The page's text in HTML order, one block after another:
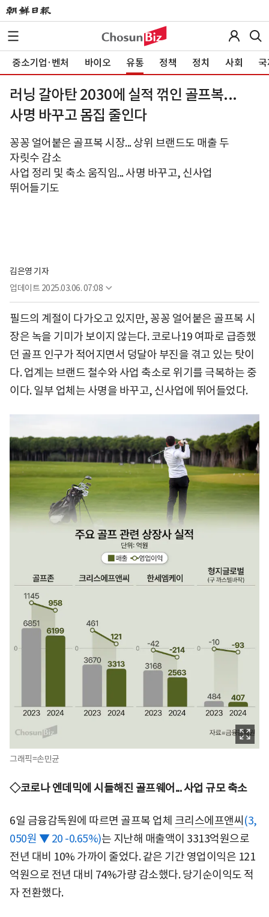
중소기업·벤처 바이오 유통 정책 정치 사회
러닝 갈아탄 2030에 실적 꺾인 골프복...
사명 바꾸고 몸집 줄인다
꽁꽁 얼어붙은 골프복 시장... 상위 브랜드도 매출 두
자릿수 감소
사업 정리 및 축소 움직임... 사명 바꾸고, 신사업
뛰어들기도
김은영 기자
업데이트 2025.03.06. 07:08
필드의 계절이 다가오고 있지만, 꽁꽁 얼어붙은 골프복 시
장은 녹을 기미가 보이지 않는다. 코로나19 여파로 급증했
던 골프 인구가 적어지면서 덩달아 부진을 겪고 있는 탓이
다. 업계는 브랜드 철수와 사업 축소로 위기를 극복하는 중
이다. 일부 업체는 사명을 바꾸고, 신사업에 뛰어들었다.
그래픽=손민균
◇코로나 엔데믹에 시들해진 골프웨어... 사업 규모 축소
6일 금융감독원에 따르면 골프복 업체 크리스에프앤씨 (3,
050원 ▼ 20 -0.65%)는 지난해 매출액이 3313억원으로
전년 대비 10% 가까이 줄었다. 같은 기간 영업이익은 121
억원으로 전년 대비 74%가량 감소했다. 당기순이익도 적
자 전환했다.